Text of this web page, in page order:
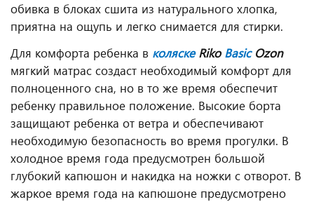
обивка в блоках сшита из натурального хлопка,
приятна на ощупь и легко снимается для стирки.
Для комфорта ребенка в коляскеRiko Basic Ozon
мягкий матрас создаст необходимый комфорт для
полноценного сна, но в то же время обеспечит
ребенку правильное положение. Высокие борта
защищают ребенка от ветра и обеспечивают
необходимую безопасность во время прогулки. В
холодное время года предусмотрен большой
глубокий капюшон и накидка на ножки с отворот. В
жаркое время года на капюшоне предусмотрено